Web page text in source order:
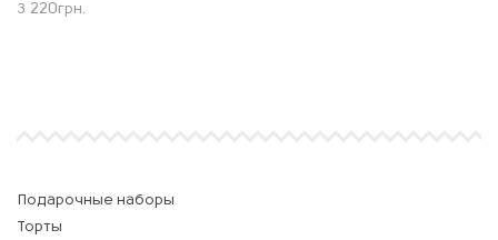
3 220грн.
Подарочные наборы
Торты